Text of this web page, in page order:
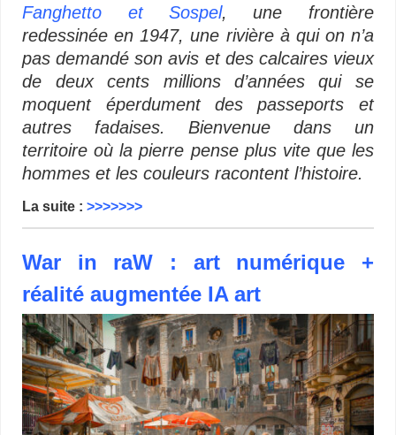
Fanghetto et Sospel, une frontière
redessinée en 1947, une rivière à qui on n’a
pas demandé son avis et des calcaires vieux
de deux cents millions d’années qui se
moquent éperdument des passeports et
autres fadaises. Bienvenue dans un
territoire où la pierre pense plus vite que les
hommes et les couleurs racontent l’histoire.
La suite :>>>>>>>
War in raW : art numérique +
réalité augmentée IA art